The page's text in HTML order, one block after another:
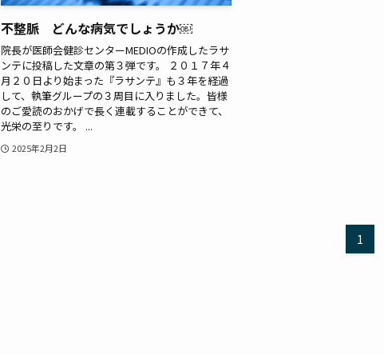
不整脈 どんな病気でしょうか￼
院長が医師会健診センターMEDIOの作成したラサ
ンテに投稿した文章の第３弾です。 ２０１７年４
月２０日より始まった『ラサンテ』も３年を経過
して、執筆グループの３周目に入りました。皆様
のご愛読のおかげで長く連載することができて、
光栄の至りです。 ...
2025年2月2日
1